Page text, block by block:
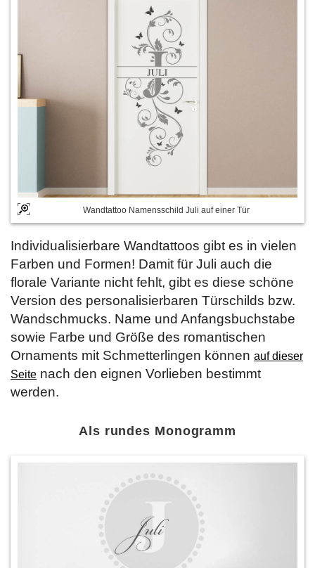
Wandtattoo Namensschild Juli auf einer Tür
Individualisierbare Wandtattoos gibt es in vielen
Farben und Formen! Damit für Juli auch die
florale Variante nicht fehlt, gibt es diese schöne
Version des personalisierbaren Türschilds bzw.
Wandschmucks. Name und Anfangsbuchstabe
sowie Farbe und Größe des romantischen
Ornaments mit Schmetterlingen können auf dieser
Seite nach den eignen Vorlieben bestimmt
werden.
Als rundes Monogramm